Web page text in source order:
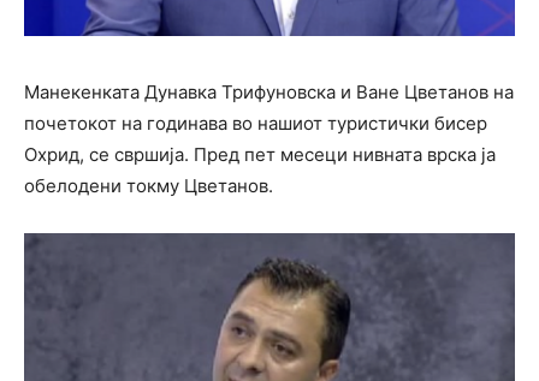
Манекенката Дунавка Трифуновска и Ване Цветанов на
почетокот на годинава во нашиот туристички бисер
Охрид, се свршија. Пред пет месеци нивната врска ја
обелодени токму Цветанов.